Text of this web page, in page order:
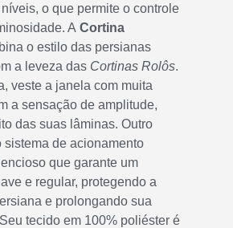
o que permite o controle
A Cortina
o estilo das persianas
a leveza das Cortinas Rolôs.
veste a janela com muita
a sensação de amplitude,
das suas lâminas. Outro
sistema de acionamento
que garante um
e regular, protegendo a
e prolongando sua
tecido em 100% poliéster é